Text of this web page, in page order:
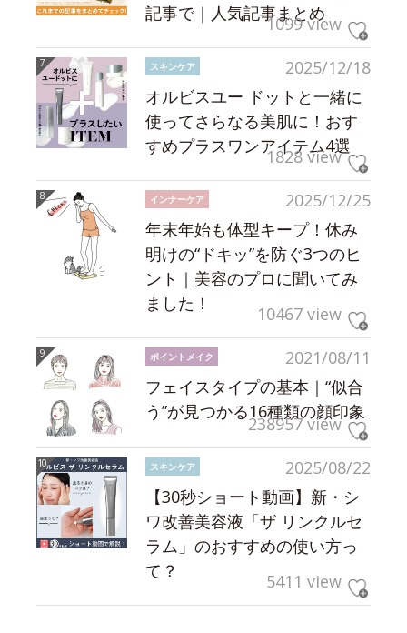
記事で｜人気記事まとめ
1099 view
2025/12/18
スキンケア
オルビスユー ドットと一緒に
使ってさらなる美肌に！おす
すめプラスワンアイテム4選
1828 view
2025/12/25
インナーケア
年末年始も体型キープ！休み
明けの“ドキッ”を防ぐ3つのヒ
ント｜美容のプロに聞いてみ
ました！
10467 view
2021/08/11
ポイントメイク
フェイスタイプの基本｜“似合
う”が見つかる16種類の顔印象
238957 view
2025/08/22
スキンケア
【30秒ショート動画】新・シ
ワ改善美容液「ザ リンクルセ
ラム」のおすすめの使い方っ
て？
5411 view